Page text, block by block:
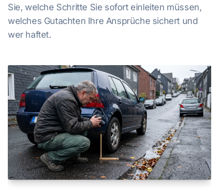
Sie, welche Schritte Sie sofort einleiten müssen,
welches Gutachten Ihre Ansprüche sichert und
wer haftet.